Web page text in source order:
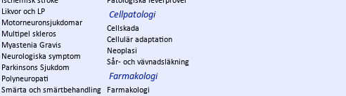
Likvor och LP
Motorneuronsjukdomar
Multipel skleros
Myastenia Gravis
Neurologiska symptom
Parkinsons Sjukdom
Polyneuropati
Smärta och smärtbehandling
Cellpatologi
Cellskada
Cellulär adaptation
Neoplasi
Sår- och vävnadsläkning
Farmakologi
Farmakologi